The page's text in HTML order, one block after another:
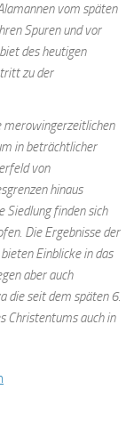
vom späten
Spuren und vor
des heutigen
zu der
merowingerzeitlichen
in beträchtlicher
von
hinaus
Siedlung finden sich
Die Ergebnisse der
Einblicke in das
aber auch
die seit dem späten 6.
Christentums auch in